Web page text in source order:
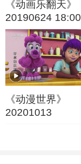
《动画乐翻天》
20190624 18:00
《动漫世界》
20201013